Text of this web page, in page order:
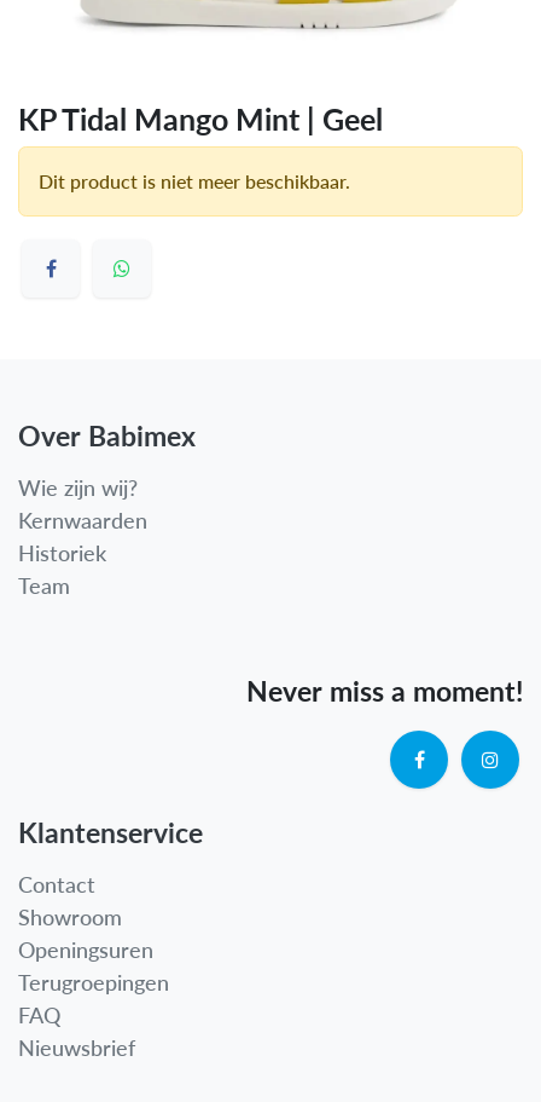
KP Tidal Mango Mint | Geel
Dit product is niet meer beschikbaar.
Over Babimex
Wie zijn wij?
Kernwaarden
Historiek
Team
Never miss a moment!
Klantenservice
Contact
Showroom
Openingsuren
Terugroepingen
FAQ
Nieuwsbrief